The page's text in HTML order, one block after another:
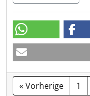
« Vorherige 1